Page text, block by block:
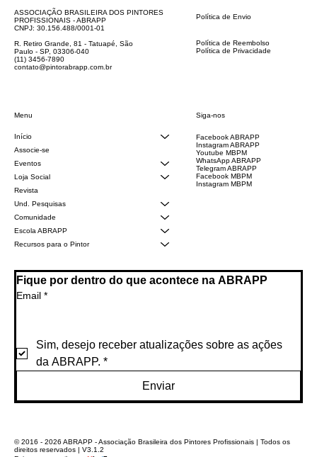
ASSOCIAÇÃO BRASILEIRA DOS PINTORES
PROFISSIONAIS - ABRAPP
CNPJ: 30.156.488/0001-01
R. Retiro Grande, 81 - Tatuapé, São
Paulo - SP, 03306-040
(11) 3456-7890
contato@pintorabrapp.com.br
Menu
Início
Associe-se
Eventos
Loja Social
Revista
Und. Pesquisas
Comunidade
Escola ABRAPP
Recursos para o Pintor
Política de Envio
Política de Reembolso
Política de Privacidade
Siga-nos
Facebook ABRAPP
Instagram ABRAPP
Youtube MBPM
WhatsApp ABRAPP
Telegram ABRAPP
Facebook MBPM
Instagram MBPM
Fique por dentro do que acontece na ABRAPP
Email *
Sim, desejo receber atualizações sobre as ações
da ABRAPP. *
Enviar
© 2016 - 2026 ABRAPP - Associação Brasileira dos Pintores Profissionais | Todos os
direitos reservados | V3.1.2